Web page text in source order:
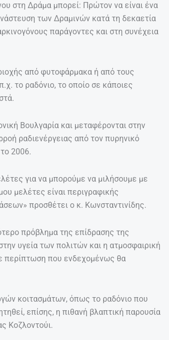
στη Δράμα μπορεί: Πρώτον να είναι ένα
των Δραμινών κατά τη δεκαετία
παράγοντες και στη συνέχεια
από φυτοφάρμακα ή από τους
το ραδόνιο, το οποίο σε κάποιες
Βουλγαρία και μεταφέρονται στην
ραδιενέργειας από τον πυρηνικό
2006.
για να μπορούμε να μιλήσουμε με
μελέτες είναι περιγραφικής
προσθέτει ο κ. Κωνσταντινίδης.
πρόβλημα της επίδρασης της
υγεία των πολιτών και η ατμοσφαιρική
περίπτωση που ενδεχομένως θα
κοιτασμάτων, όπως το ραδόνιο που
επίσης, η πιθανή βλαπτική παρουσία
Κοζλοντούι.